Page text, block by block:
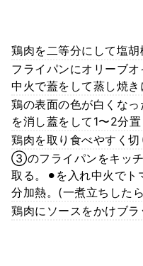
鶏肉を二等分にして塩胡
フライパンにオリーブ
中火で蓋をして蒸し焼
鶏の表面の色が白くな
を消し蓋をして1〜2分置
鶏肉を取り食べやすく切
③のフライパンをキッ
取る。⚫︎を入れ中火で
分加熱。(一煮立ちした
鶏肉にソースをかけブラ